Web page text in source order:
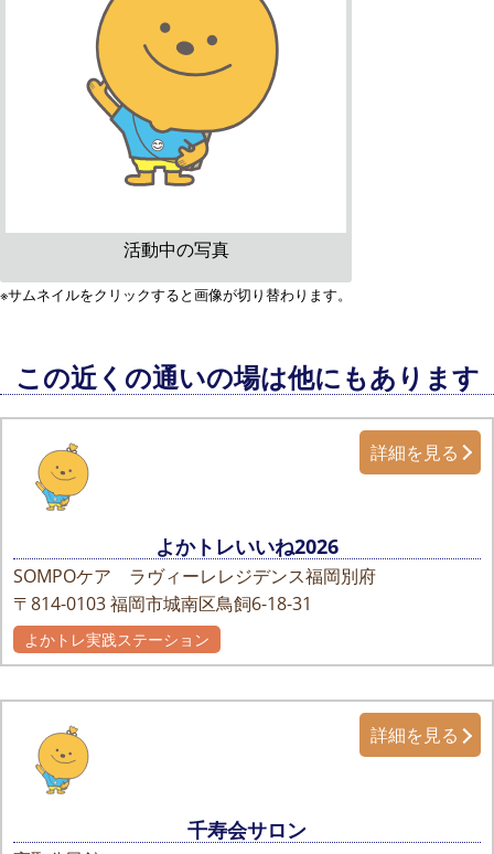
活動中の写真
※サムネイルをクリックすると画像が切り替わります。
この近くの通いの場は他にもあります
よかトレいいね2026
SOMPOケア ラヴィーレレジデンス福岡別府
〒814-0103福岡市城南区鳥飼6-18-31
詳細を見る
よかトレ実践ステーション
千寿会サロン
詳細を見る